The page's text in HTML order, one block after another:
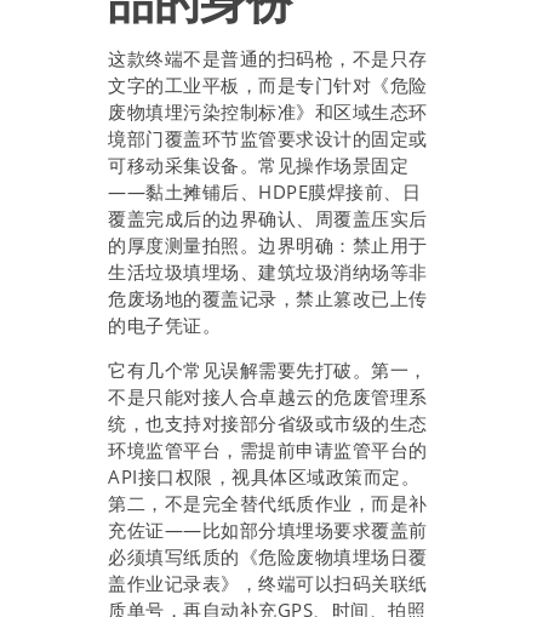
这款终端不是普通的扫码枪，不是只存
文字的工业平板，而是专门针对《危险
废物填埋污染控制标准》和区域生态环
境部门覆盖环节监管要求设计的固定或
可移动采集设备。常见操作场景固定
——黏土摊铺后、HDPE膜焊接前、日
覆盖完成后的边界确认、周覆盖压实后
的厚度测量拍照。边界明确：禁止用于
生活垃圾填埋场、建筑垃圾消纳场等非
危废场地的覆盖记录，禁止篡改已上传
的电子凭证。
它有几个常见误解需要先打破。第一，
不是只能对接人合卓越云的危废管理系
统，也支持对接部分省级或市级的生态
环境监管平台，需提前申请监管平台的
API接口权限，视具体区域政策而定。
第二，不是完全替代纸质作业，而是补
充佐证——比如部分填埋场要求覆盖前
必须填写纸质的《危险废物填埋场日覆
盖作业记录表》，终端可以扫码关联纸
质单号，再自动补充GPS、时间、拍照